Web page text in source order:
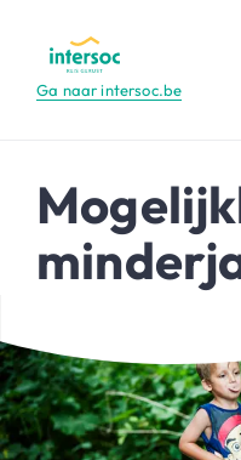
Ga naar intersoc.be